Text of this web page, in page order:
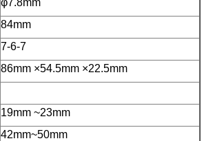
84mm
7-6-7
86mm ×54.5mm ×22.5mm
19mm ~23mm
42mm~50mm